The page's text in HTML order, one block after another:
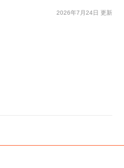
2026年7月24日 更新